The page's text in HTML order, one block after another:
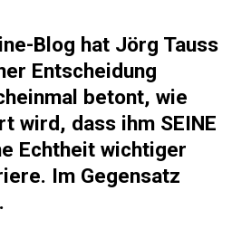
Blog hat Jörg Tauss
Entscheidung
betont, wie
wird, dass ihm SEINE
Echtheit wichtiger
Im Gegensatz